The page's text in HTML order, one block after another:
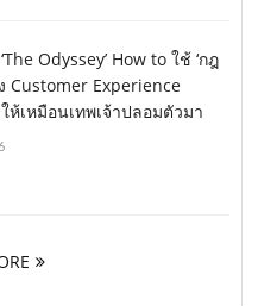
Odyssey’ How to ใช้ ‘กฎ
Customer Experience
ห้เหมือนเทพเจ้าปลอมตัวมา